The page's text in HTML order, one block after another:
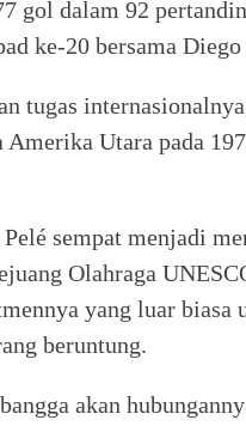
gol dalam 92
ke-20 bersama
tugas
Utara pada
sempat menjadi
Olahraga
yang luar biasa
beruntung.
akan